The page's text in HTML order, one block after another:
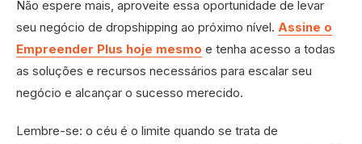
Não espere mais, aproveite essa oportunidade de levar
seu negócio de dropshipping ao próximo nível. Assine o
Empreender Plus hoje mesmo e tenha acesso a todas
as soluções e recursos necessários para escalar seu
negócio e alcançar o sucesso merecido.
Lembre-se: o céu é o limite quando se trata de